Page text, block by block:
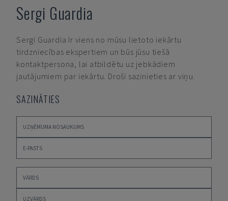
Sergi Guardia
Sergi Guardia Ir viens no mūsu lietoto iekārtu
tirdzniecības ekspertiem un būs jūsu tiešā
kontaktpersona, lai atbildētu uz jebkādiem
jautājumiem par iekārtu. Droši sazinieties ar viņu.
SAZINĀTIES